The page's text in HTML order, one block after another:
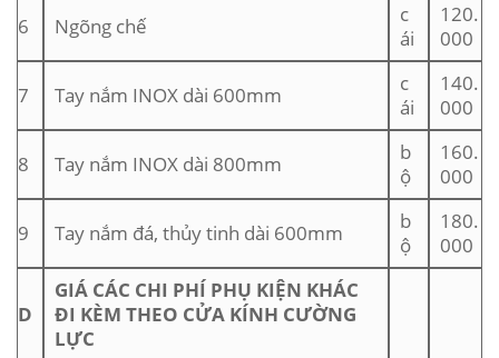
6 Ngõng chế
c
ái
120.
000
7 Tay nắm INOX dài 600mm
c
ái
140.
000
8 Tay nắm INOX dài 800mm
b
ộ
160.
000
9 Tay nắm đá, thủy tinh dài 600mm
b
ộ
180.
000
D
GIÁ CÁC CHI PHÍ PHỤ KIỆN KHÁC
ĐI KÈM THEO CỬA KÍNH CƯỜNG
LỰC